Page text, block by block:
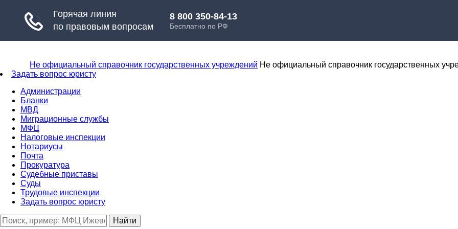
Не официальный справочник государственных учреждений Не официальный справочник государственных
Задать вопрос юристу
Администрации
Бланки
МВД
Миграционные службы
МФЦ
Налоговые инспекции
Нотариусы
Почта
Прокуратура
Судебные приставы
Суды
Трудовые инспекции
Задать вопрос юристу